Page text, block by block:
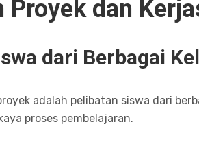
Proyek dan
dari Berbagai
adalah pelibatan siswa dari
proses pembelajaran.